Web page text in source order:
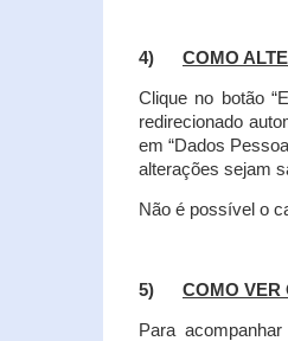
4) COMO
Clique no botão
redirecionado
em “Dados
alterações sejam
Não é possível o
5) COMO VER
Para